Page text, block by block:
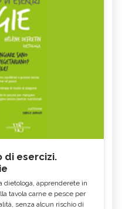
di esercizi.
dietologa, apprenderete in
tavola carne e pesce per
senza alcun rischio di